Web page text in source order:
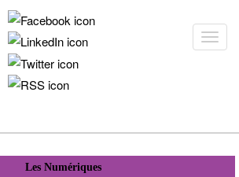
Les Numériques